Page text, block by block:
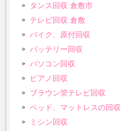
タンス回収 倉敷市
テレビ回収 倉敷
バイク、原付回収
バッテリー回収
パソコン回収
ピアノ回収
ブラウン管テレビ回収
ベッド、マットレスの回収
ミシン回収